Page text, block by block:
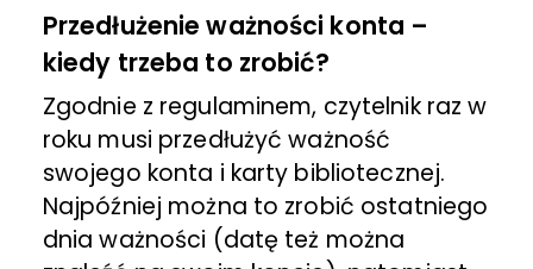
Przedłużenie ważności konta –
kiedy trzeba to zrobić?
Zgodnie z regulaminem, czytelnik raz w
roku musi przedłużyć ważność
swojego konta i karty bibliotecznej.
Najpóźniej można to zrobić ostatniego
dnia ważności (datę też można